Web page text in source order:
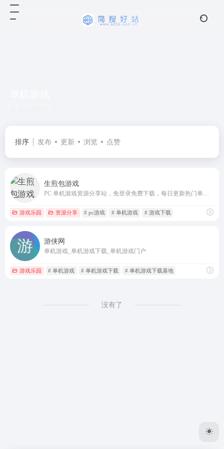
排序 发布 更新 浏览 点赞
生煎包游戏
游戏乐园 资源分享 # pc游戏 # 单机游戏 # 游戏下载
游侠网
单机游戏_单机游戏下载_单机游戏门户
游戏乐园 # 单机游戏 # 单机游戏下载 # 单机游戏下载基地
没有了